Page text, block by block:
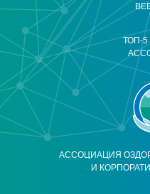
АССОЦИАЦИЯ
И
ТОП-